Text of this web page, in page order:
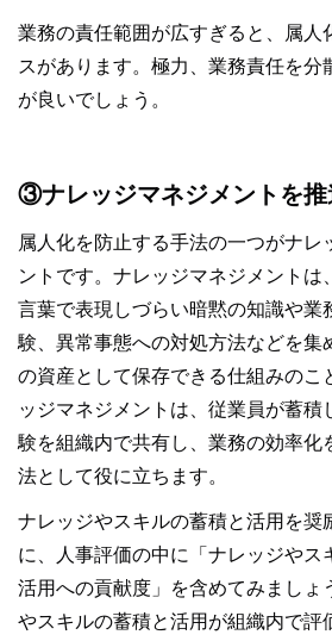
業務の責任範囲が広すぎると、属人
スがあります。極力、業務責任を分
が良いでしょう。
③ナレッジマネジメントを推
属人化を防止する手法の一つがナレ
ントです。ナレッジマネジメントは
言葉で表現しづらい暗黙の知識や業
験、異常事態への対処方法などを集
の資産として保存できる仕組みのこ
ッジマネジメントは、従業員が蓄積
験を組織内で共有し、業務の効率化
法として役に立ちます。
ナレッジやスキルの蓄積と活用を奨
に、人事評価の中に「ナレッジやス
活用への貢献度」を含めてみましょ
やスキルの蓄積と活用が組織内で評